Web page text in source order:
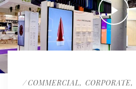
/COMMERCIAL, CORPORATE,